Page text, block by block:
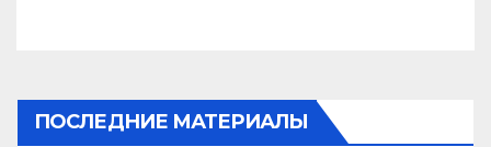
ПОСЛЕДНИЕ МАТЕРИАЛЫ